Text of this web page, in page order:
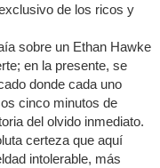
de los ricos y
sobre un Ethan Hawke
en la presente, se
donde cada uno
cinco minutos de
del olvido inmediato.
certeza que aquí
intolerable, más